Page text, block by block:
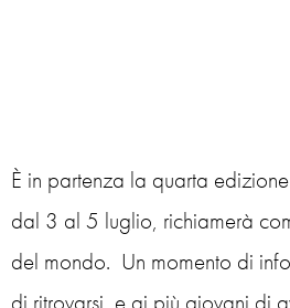
È in partenza la quarta
dal 3 al 5 luglio, richiamerà
del mondo. Un momento di
di ritrovarsi, e ai più giovani di